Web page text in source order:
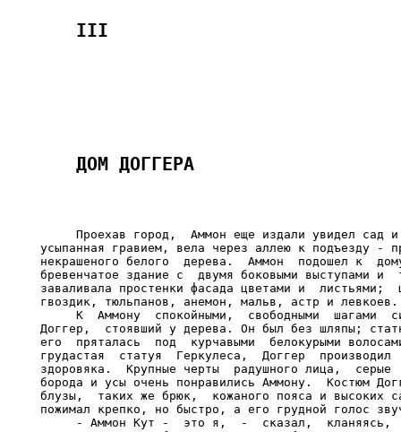
Проехав город,  Аммон еще издали увидел сад
усыпанная гравием, вела через аллею к подъезду -
некрашеного белого  дерева.  Аммон  подошел к
бревенчатое здание с  двумя боковыми выступами и
заваливала простенки фасада цветами и  листьями;
гвоздик, тюльпанов, анемон, мальв, астр и левкоев.
К  Аммону  спокойными,  свободными  шагами
Доггер,  стоявший у дерева. Он был без шляпы;
его  пряталась  под  курчавыми  белокурыми
грудастая  статуя  Геркулеса,  Доггер  производил
здоровяка.  Крупные черты  радушного лица,
борода и усы очень понравились Аммону.  Костюм
блузы,  таких же брюк,  кожаного пояса и высоких
пожимал крепко, но быстро, а его грудной голос
- Аммон Кут -  это я,  -  сказал,  кланяясь,